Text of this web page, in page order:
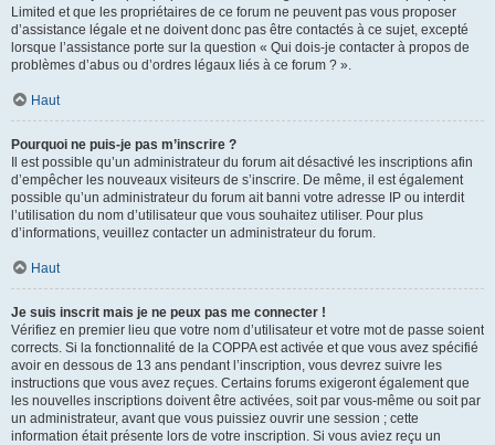
Limited et que les propriétaires de ce forum ne peuvent pas vous proposer
d’assistance légale et ne doivent donc pas être contactés à ce sujet, excepté
lorsque l’assistance porte sur la question « Qui dois-je contacter à propos de
problèmes d’abus ou d’ordres légaux liés à ce forum ? ».
Haut
Pourquoi ne puis-je pas m’inscrire ?
Il est possible qu’un administrateur du forum ait désactivé les inscriptions afin
d’empêcher les nouveaux visiteurs de s’inscrire. De même, il est également
possible qu’un administrateur du forum ait banni votre adresse IP ou interdit
l’utilisation du nom d’utilisateur que vous souhaitez utiliser. Pour plus
d’informations, veuillez contacter un administrateur du forum.
Haut
Je suis inscrit mais je ne peux pas me connecter !
Vérifiez en premier lieu que votre nom d’utilisateur et votre mot de passe soient
corrects. Si la fonctionnalité de la COPPA est activée et que vous avez spécifié
avoir en dessous de 13 ans pendant l’inscription, vous devrez suivre les
instructions que vous avez reçues. Certains forums exigeront également que
les nouvelles inscriptions doivent être activées, soit par vous-même ou soit par
un administrateur, avant que vous puissiez ouvrir une session ; cette
information était présente lors de votre inscription. Si vous aviez reçu un